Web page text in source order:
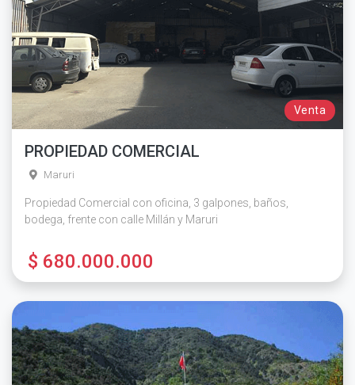
Venta
PROPIEDAD COMERCIAL
Maruri
Propiedad Comercial con oficina, 3 galpones, baños,
bodega, frente con calle Millán y Maruri
$ 680.000.000